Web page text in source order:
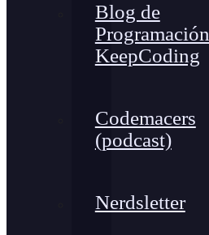
Blog de
Programación
KeepCoding
Codemacers
(podcast)
Nerdsletter